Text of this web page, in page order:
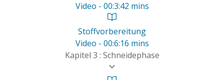
Video - 00:3:42 mins
Stoffvorbereitung
Video - 00:6:16 mins
Kapitel 3 : Schneidephase